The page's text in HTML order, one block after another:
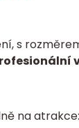
s
na atrakce: